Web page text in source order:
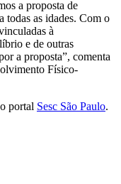
a proposta de
todas as idades. Com o
à
e de outras
a proposta”, comenta
Físico-
portal Sesc São Paulo.